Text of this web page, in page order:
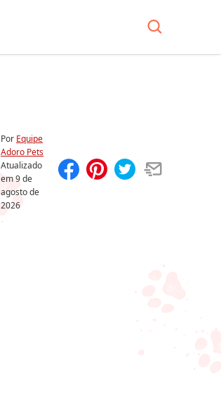
Por Equipe
Adoro Pets
Atualizado
em9 de
agosto de
2026